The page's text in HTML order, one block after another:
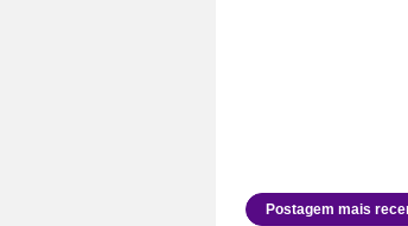
Postagem mais